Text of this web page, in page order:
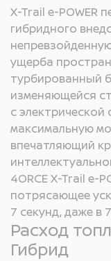
X-Trail e-POWER
гибридного
ущерба
турбированный
изменяющейся
с электрической
максимальную
впечатляющий
4ORCE X-Trail e-
потрясающее
7 секунд, даже в
Расход
Гибрид